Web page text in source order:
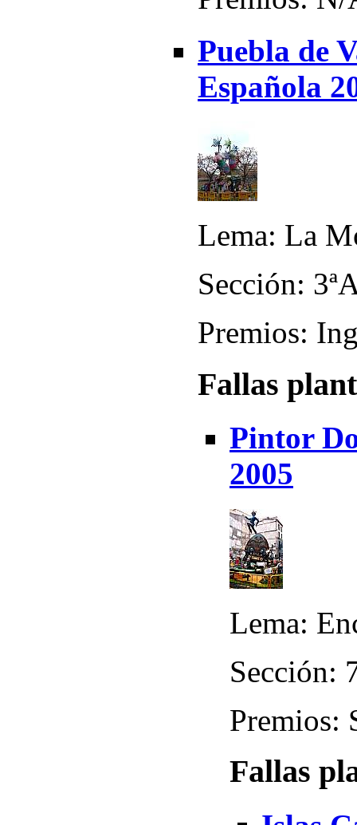
Puebla de
Española
Lema: La
Sección:
Premios:
Fallas
Pintor
2005
Lema:
Sección:
Premios:
Fallas